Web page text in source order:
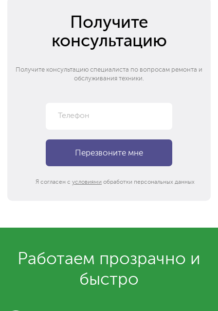
Получите
консультацию
Получите консультацию специалиста по вопросам ремонта и
обслуживания техники.
Я согласен с условиями обработки персональных данных
Работаем прозрачно и
быстро